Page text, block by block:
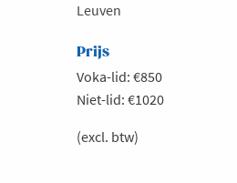
Leuven
Prijs
Voka-lid: €850
Niet-lid: €1020
(excl. btw)